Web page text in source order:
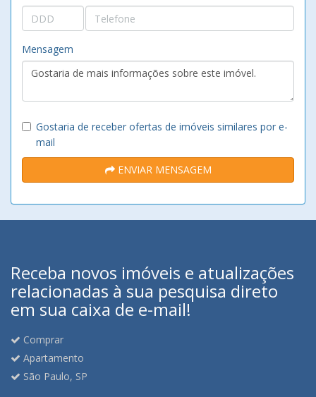
Mensagem
Gostaria de receber ofertas de imóveis similares por e-
mail
ENVIAR MENSAGEM
Receba novos imóveis e atualizações
relacionadas à sua pesquisa direto
em sua caixa de e-mail!
Comprar
Apartamento
São Paulo, SP